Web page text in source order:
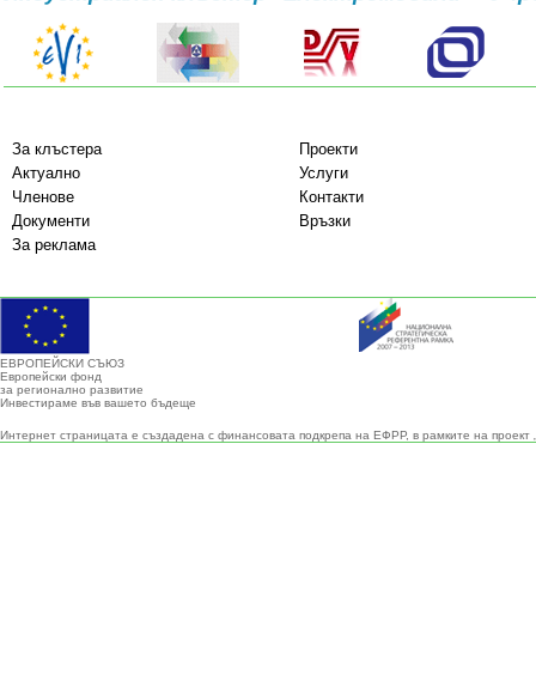
За клъстера
Проекти
Актуално
Услуги
Членове
Контакти
Документи
Връзки
За реклама
ЕВРОПЕЙСКИ СЪЮЗ
Европейски фонд
за регионално развитие
Инвестираме във вашето бъдеще
Интернет страницата е създадена с финансовата подкрепа на ЕФРР, в рамките на